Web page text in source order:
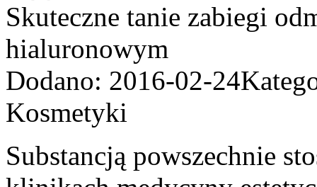
Skuteczne tanie zabiegi
hialuronowym
Dodano: 2016-02-24
Kosmetyki
Substancją powszechnie